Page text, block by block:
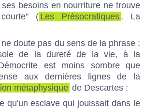
besoins en nourriture ne trouve
( Les Présocratiques , La
doute pas du sens de la phrase :
de la dureté de la vie, à la
est moins sombre que
aux dernières lignes de la
métaphysique de Descartes :
qu'un esclave qui jouissait dans le